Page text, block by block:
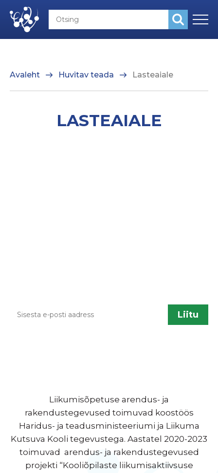
Avaleht Huvitav teada Lasteaiale
LASTEAIALE
Liikumisõpetuse arendus- ja
rakendustegevused toimuvad koostöös
Haridus- ja teadusministeeriumi ja Liikuma
Kutsuva Kooli tegevustega. Aastatel 2020-2023
toimuvad arendus- ja rakendustegevused
projekti “Kooliõpilaste liikumisaktiivsuse